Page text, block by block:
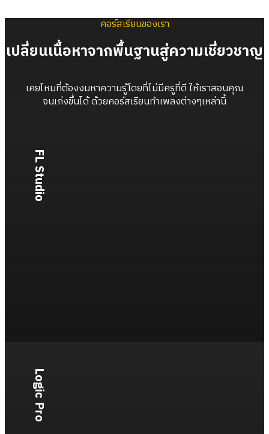
เปลี่ยนเนื้อหาจากพื้นฐานสู่ความเชี่ยวชาญ
เคยไหมที่ต้องงมหาความรู้โดยที่ไม่มีครูที่ดี ให้เราสอนคุณ
จนเก่งขึ้นได้ ด้วยคอร์สเรียนทำเพลงต่างๆเหล่านี้
คอร์สเรียนของเรา
FL Studio
Logic Pro